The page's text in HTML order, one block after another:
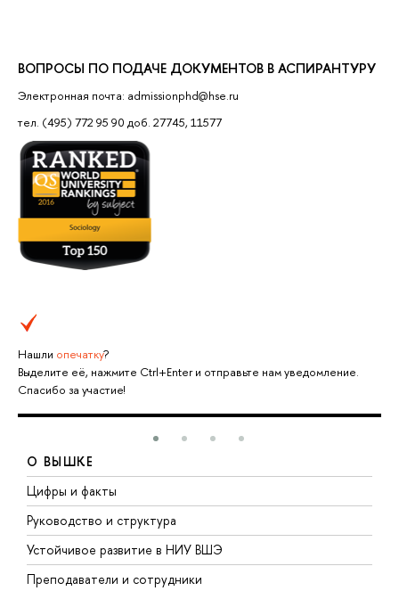
ВОПРОСЫ ПО ПОДАЧЕ ДОКУМЕНТОВ В АСПИРАНТУРУ
Электронная почта: admissionphd@hse.ru
тел. (495) 772 95 90 доб. 27745, 11577
Нашли опечатку?
Выделите её, нажмите Ctrl+Enter и отправьте нам уведомление.
Спасибо за участие!
О ВЫШКЕ
Цифры и факты
Руководство и структура
Устойчивое развитие в НИУ ВШЭ
Преподаватели и сотрудники